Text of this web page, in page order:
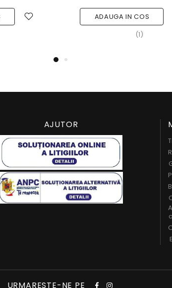
ADAUGA IN COS
(1)
AJUTOR
URMARESTE-NE PE